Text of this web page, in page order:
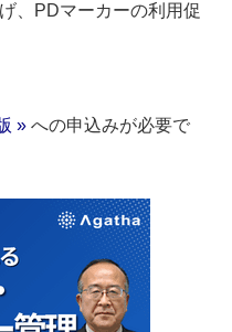
、PDマーカーの利用促
» への申込みが必要で